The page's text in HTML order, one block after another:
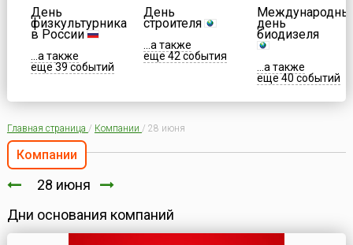
День
физкультурника
в России
...а также
еще 39 событий
День
строителя
...а также
еще 42 события
день
биодизеля
...а также
еще 40 событий
Главная страница / Компании / 28 июня
Компании
28 июня
Дни основания компаний